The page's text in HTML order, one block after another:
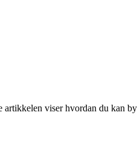
viser hvordan du kan